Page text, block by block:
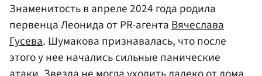
Знаменитость в апреле 2024 года родила
первенца Леонида от PR-агентаВячеслава
Гусева. Шумакова признавалась, что после
этого у нее начались сильные панические